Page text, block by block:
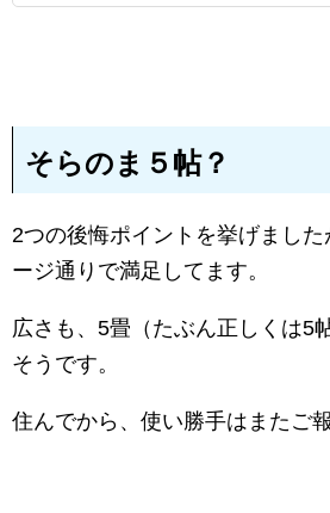
そらのま５帖？
2つの後悔ポイントを挙げまし
ージ通りで満足してます。
広さも、5畳（たぶん正しくは5
そうです。
住んでから、使い勝手はまたご